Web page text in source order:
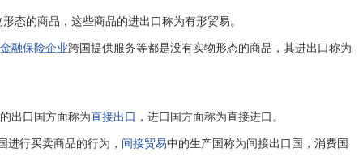
态的商品，这些商品的进出口称为有形贸易。
金融保险企业跨国提供服务等都是没有实物形态的商品，其进出口称为
出口国方面称为直接出口 ，进口国方面称为直接进口。
进行买卖商品的行为， 间接贸易中的生产国称为间接出口国，消费国